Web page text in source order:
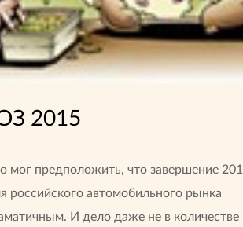
2015
мог предположить, что завершение
российского автомобильного рынка
И дело даже не в количестве